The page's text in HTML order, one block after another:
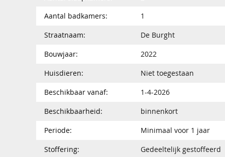
Aantal badkamers:
1
Straatnaam:
De Burght
Bouwjaar:
2022
Huisdieren:
Niet toegestaan
Beschikbaar vanaf:
1-4-2026
Beschikbaarheid:
binnenkort
Periode:
Minimaal voor 1 jaar
Stoffering:
Gedeeltelijk gestoffeerd